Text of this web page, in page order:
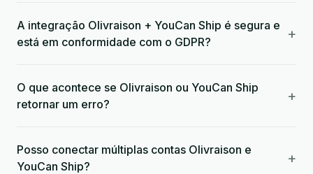
A integração Olivraison + YouCan Ship é segura e
está em conformidade com o GDPR?
+
O que acontece se Olivraison ou YouCan Ship
retornar um erro?
+
Posso conectar múltiplas contas Olivraison e
YouCan Ship?
+